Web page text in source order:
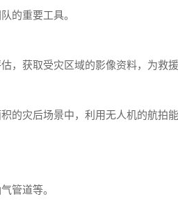
的重要工具。
，获取受灾区域的影像资料，为救援
的灾后场景中，利用无人机的航拍
管道等。